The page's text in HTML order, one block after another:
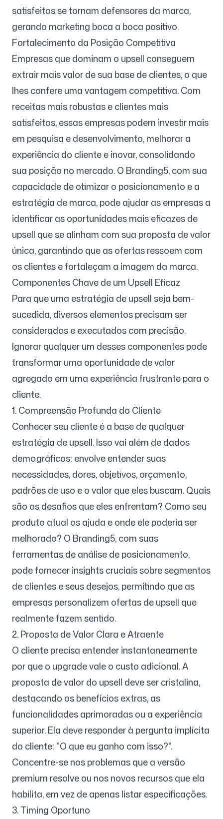
satisfeitos se tornam defensores da marca,
gerando marketing boca a boca positivo.
Fortalecimento da Posição Competitiva
Empresas que dominam o upsell conseguem
extrair mais valor de sua base de clientes, o que
lhes confere uma vantagem competitiva. Com
receitas mais robustas e clientes mais
satisfeitos, essas empresas podem investir mais
em pesquisa e desenvolvimento, melhorar a
experiência do cliente e inovar, consolidando
sua posição no mercado. O Branding5, com sua
capacidade de otimizar o posicionamento e a
estratégia de marca, pode ajudar as empresas a
identificar as oportunidades mais eficazes de
upsell que se alinham com sua proposta de valor
única, garantindo que as ofertas ressoem com
os clientes e fortaleçam a imagem da marca.
Componentes Chave de um Upsell Eficaz
Para que uma estratégia de upsell seja bem-
sucedida, diversos elementos precisam ser
considerados e executados com precisão.
Ignorar qualquer um desses componentes pode
transformar uma oportunidade de valor
agregado em uma experiência frustrante para o
cliente.
1. Compreensão Profunda do Cliente
Conhecer seu cliente é a base de qualquer
estratégia de upsell. Isso vai além de dados
demográficos; envolve entender suas
necessidades, dores, objetivos, orçamento,
padrões de uso e o valor que eles buscam. Quais
são os desafios que eles enfrentam? Como seu
produto atual os ajuda e onde ele poderia ser
melhorado? O Branding5, com suas
ferramentas de análise de posicionamento,
pode fornecer insights cruciais sobre segmentos
de clientes e seus desejos, permitindo que as
empresas personalizem ofertas de upsell que
realmente fazem sentido.
2. Proposta de Valor Clara e Atraente
O cliente precisa entender instantaneamente
por que o upgrade vale o custo adicional. A
proposta de valor do upsell deve ser cristalina,
destacando os benefícios extras, as
funcionalidades aprimoradas ou a experiência
superior. Ela deve responder à pergunta implícita
do cliente: "O que eu ganho com isso?".
Concentre-se nos problemas que a versão
premium resolve ou nos novos recursos que ela
habilita, em vez de apenas listar especificações.
3. Timing Oportuno